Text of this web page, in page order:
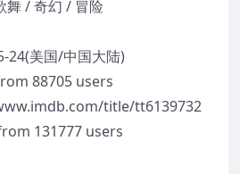
/ 奇幻 / 冒险
美国/中国大陆)
88705 users
title/tt6139732
131777 users